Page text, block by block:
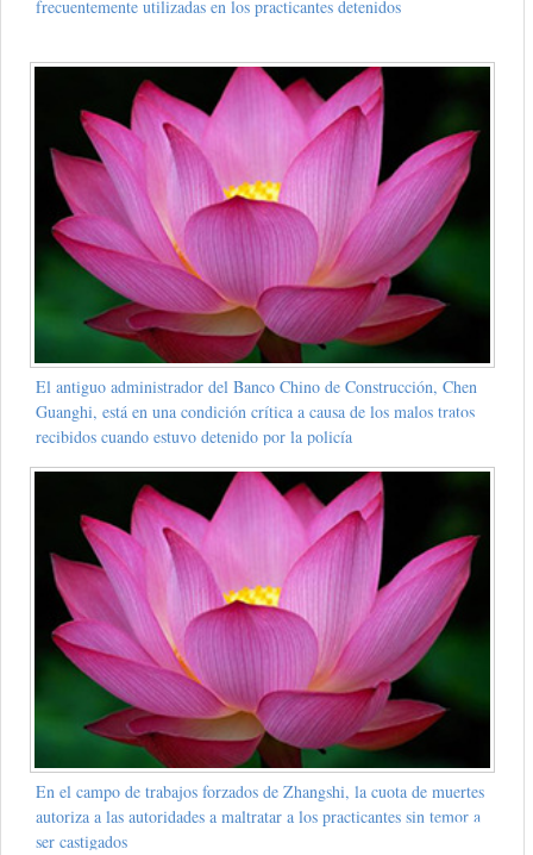
frecuentemente utilizadas en los practicantes detenidos
El antiguo administrador del Banco Chino de Construcción, Chen
Guanghi, está en una condición crítica a causa de los malos tratos
recibidos cuando estuvo detenido por la policía
En el campo de trabajos forzados de Zhangshi, la cuota de muertes
autoriza a las autoridades a maltratar a los practicantes sin temor a
ser castigados